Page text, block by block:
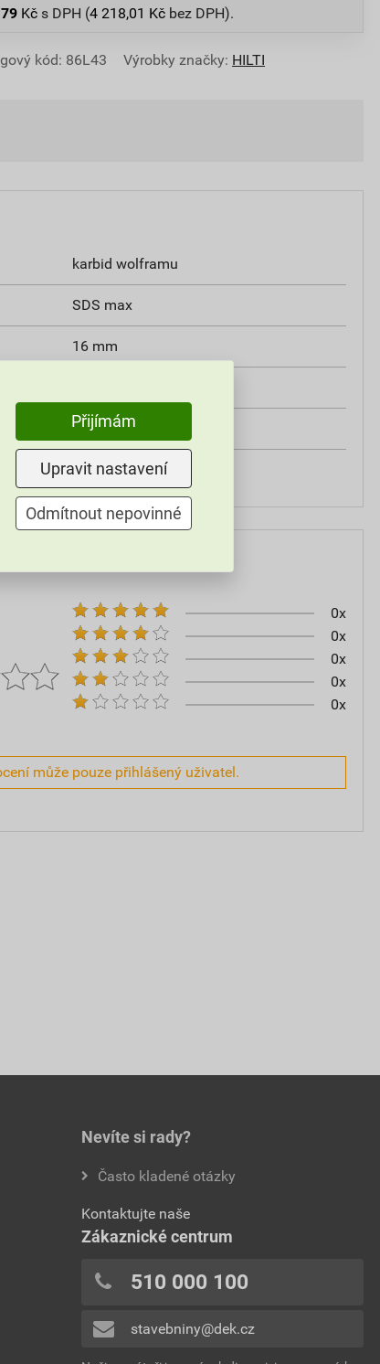
Kč s DPH (4 218,01 Kč bez DPH).
kód: 86L43 Výrobky značky: HILTI
karbid wolframu
SDS max
16 mm
920 mm
16×800×920 mm
0x
0x
0x
0x
0x
může pouze přihlášený uživatel.
Nevíte si rady?
Často kladené otázky
Kontaktujte naše
Zákaznické centrum
510 000 100
stavebniny@dek.cz
Přijímám
Upravit nastavení
Odmítnout nepovinné